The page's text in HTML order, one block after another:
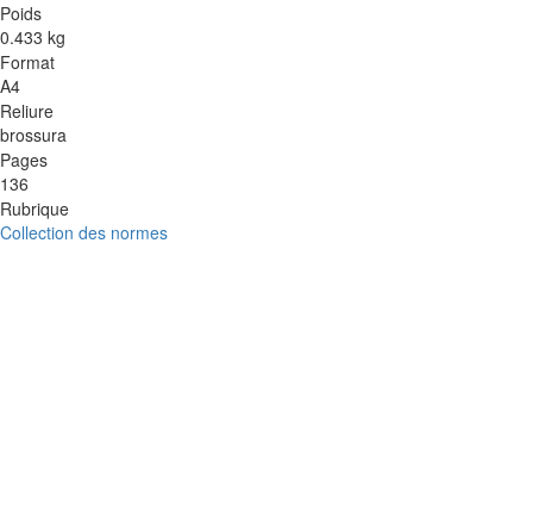
Poids
0.433 kg
Format
A4
Reliure
brossura
Pages
136
Rubrique
Collection des normes